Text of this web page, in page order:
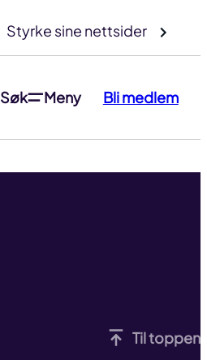
Styrke sine nettsider
Søk Meny Bli medlem
Til toppen